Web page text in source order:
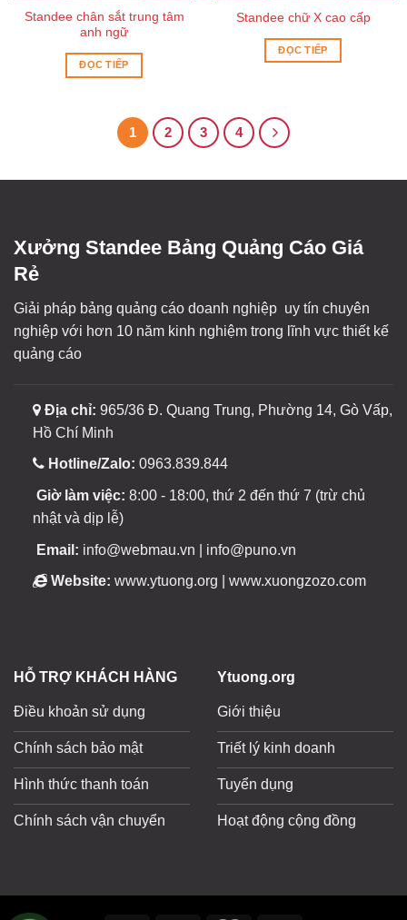
Standee chân sắt trung tâm
anh ngữ
ĐỌC TIẾP
Standee chữ X cao cấp
ĐỌC TIẾP
1 2 3 4
Xưởng Standee Bảng Quảng Cáo Giá
Rẻ
Giải pháp bảng quảng cáo doanh nghiệp uy tín chuyên
nghiệp với hơn 10 năm kinh nghiệm trong lĩnh vực thiết kế
quảng cáo
Địa chỉ: 965/36 Đ. Quang Trung, Phường 14, Gò Vấp,
Hồ Chí Minh
Hotline/Zalo: 0963.839.844
Giờ làm việc: 8:00 - 18:00, thứ 2 đến thứ 7 (trừ chủ
nhật và dịp lễ)
Email: info@webmau.vn | info@puno.vn
Website: www.ytuong.org | www.xuongzozo.com
HỖ TRỢ KHÁCH HÀNG
Điều khoản sử dụng
Chính sách bảo mật
Hình thức thanh toán
Chính sách vận chuyển
Ytuong.org
Giới thiệu
Triết lý kinh doanh
Tuyển dụng
Hoạt động cộng đồng